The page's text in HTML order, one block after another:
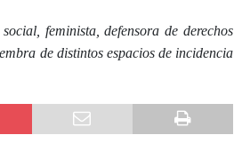
feminista, defensora de derechos
de distintos espacios de incidencia